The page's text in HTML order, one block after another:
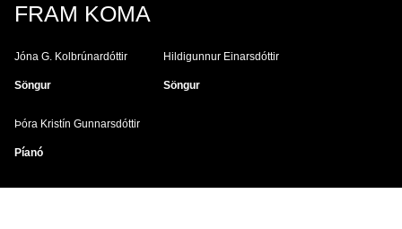
FRAM KOMA
Jóna G. Kolbrúnardóttir
Söngur
Hildigunnur Einarsdóttir
Söngur
Þóra Kristín Gunnarsdóttir
Píanó